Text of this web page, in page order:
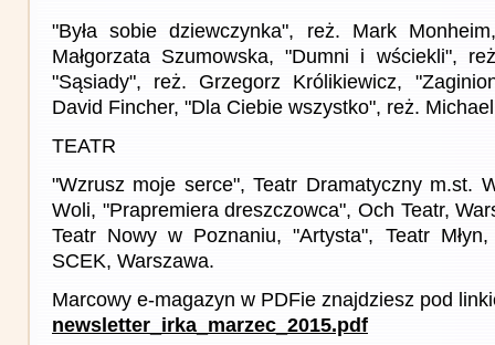
"Była sobie dziewczynka", reż. Mark
Małgorzata Szumowska, "Dumni i wściekli",
"Sąsiady", reż. Grzegorz Królikiewicz,
David Fincher, "Dla Ciebie wszystko", reż.
TEATR
"Wzrusz moje serce", Teatr Dramatyczny m.st.
Woli, "Prapremiera dreszczowca", Och Teatr,
Teatr Nowy w Poznaniu, "Artysta", Teatr
SCEK, Warszawa.
Marcowy e-magazyn w PDFie znajdziesz pod
newsletter_irka_marzec_2015.pdf